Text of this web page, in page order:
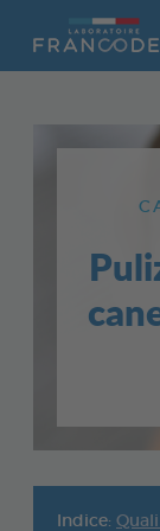
Indice: